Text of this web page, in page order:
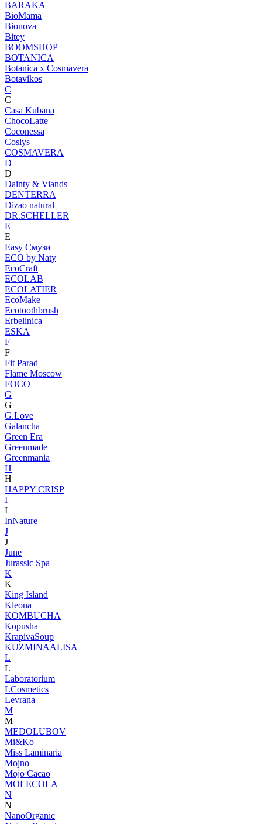
BARAKA
BioMama
Bionova
Bitey
BOOMSHOP
BOTANICA
Botanica х Cosmavera
Botavikos
C
C
Casa Kubana
ChocoLatte
Coconessa
Coslys
COSMAVERA
D
D
Dainty & Viands
DENTERRA
Dizao natural
DR.SCHELLER
E
E
Easy Смузи
ECO by Naty
EcoCraft
ECOLAB
ECOLATIER
EcoMake
Ecotoothbrush
Erbelinica
ESKA
F
F
Fit Parad
Flame Moscow
FOCO
G
G
G.Love
Galancha
Green Era
Greenmade
Greenmania
H
H
HAPPY CRISP
I
I
InNature
J
J
June
Jurassic Spa
K
K
King Island
Kleona
KOMBUCHA
Kopusha
KrapivaSoup
KUZMINAALISA
L
L
Laboratorium
LCosmetics
Levrana
M
M
MEDOLUBOV
Mi&Ko
Miss Laminaria
Mojno
Mojo Cacao
MOLECOLA
N
N
NanoOrganic